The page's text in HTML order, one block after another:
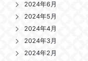
2024年6月
2024年5月
2024年4月
2024年3月
2024年2月